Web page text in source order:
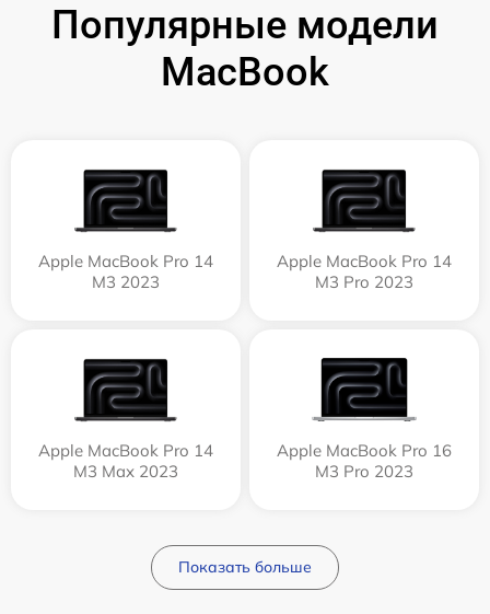
Популярные модели
MacBook
Apple MacBook Pro 14
M3 2023
Apple MacBook Pro 14
M3 Pro 2023
Apple MacBook Pro 14
M3 Max 2023
Apple MacBook Pro 16
M3 Pro 2023
Показать больше